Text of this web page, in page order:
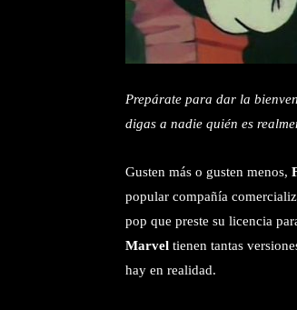
Prepárate para dar la
digas a nadie quién es
Gusten más o gusten menos,
popular compañía
pop que preste su licencia
Marvel tienen tantas
hay en realidad.